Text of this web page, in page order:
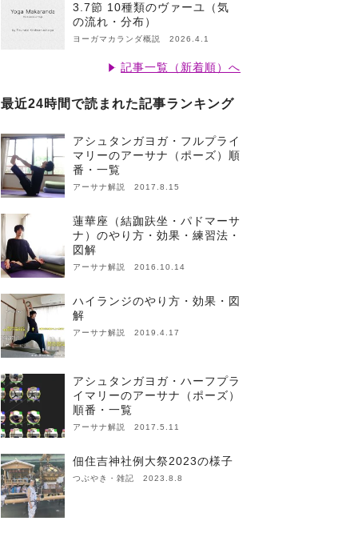
3.7節 10種類のヴァーユ（気
の流れ・分布）
ヨーガマカランダ概説 2026.4.1
記事一覧（新着順）へ
最近24時間で読まれた記事ランキング
アシュタンガヨガ・フルプライ
マリーのアーサナ（ポーズ）順
番・一覧
アーサナ解説 2017.8.15
蓮華座（結跏趺坐・パドマーサ
ナ）のやり方・効果・練習法・
図解
アーサナ解説 2016.10.14
ハイランジのやり方・効果・図
解
アーサナ解説 2019.4.17
アシュタンガヨガ・ハーフプラ
イマリーのアーサナ（ポーズ）
順番・一覧
アーサナ解説 2017.5.11
佃住吉神社例大祭2023の様子
つぶやき・雑記 2023.8.8